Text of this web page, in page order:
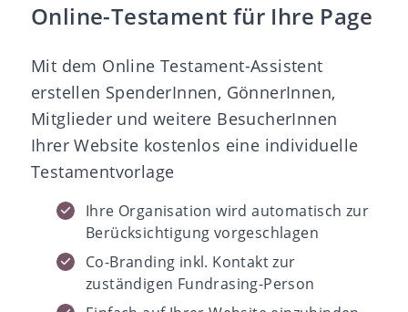
Online-Testament für Ihre Page
Mit dem Online Testament-Assistent
erstellen SpenderInnen, GönnerInnen,
Mitglieder und weitere BesucherInnen
Ihrer Website kostenlos eine individuelle
Testamentvorlage
Ihre Organisation wird automatisch zur
Berücksichtigung vorgeschlagen
Co-Branding inkl. Kontakt zur
zuständigen Fundrasing-Person